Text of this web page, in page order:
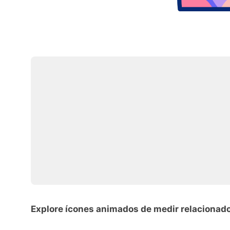
Explore ícones animados de medir